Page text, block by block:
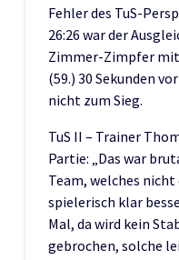
Fehler des TuS-
26:26 war der
Zimmer-Zimpfer mit
(59.) 30 Sekunden
nicht zum Sieg.
TuS II – Trainer
Partie: „Das war
Team, welches
spielerisch klar
Mal, da wird kein
gebrochen, solche